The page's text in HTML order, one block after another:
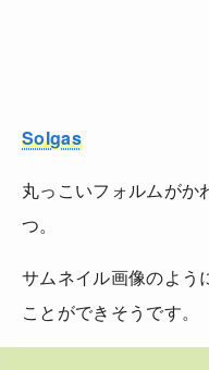
Solgas
丸っこいフォルムがか
つ。
サムネイル画像のよう
ことができそうです。